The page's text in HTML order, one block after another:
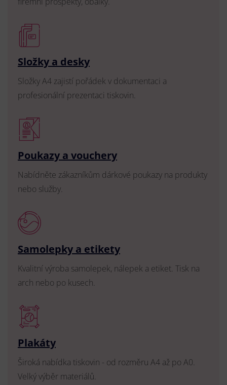
Složky a desky
Složky A4 zajistí pořádek v dokumentaci a
profesionální prezentaci tiskovin.
Poukazy a vouchery
Nabídněte zákazníkům dárkové poukazy na produkty
nebo služby.
Samolepky a etikety
Kvalitní výroba samolepek, nálepek a etiket. Tisk na
arch nebo po kusech.
Plakáty
Široká nabídka tiskovin - od rozměru A4 až po A0.
Velký výběr materiálů.